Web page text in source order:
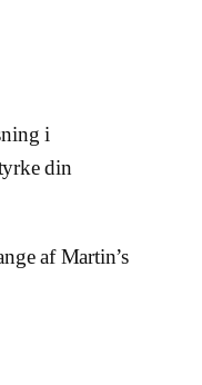
i
din
af Martin’s